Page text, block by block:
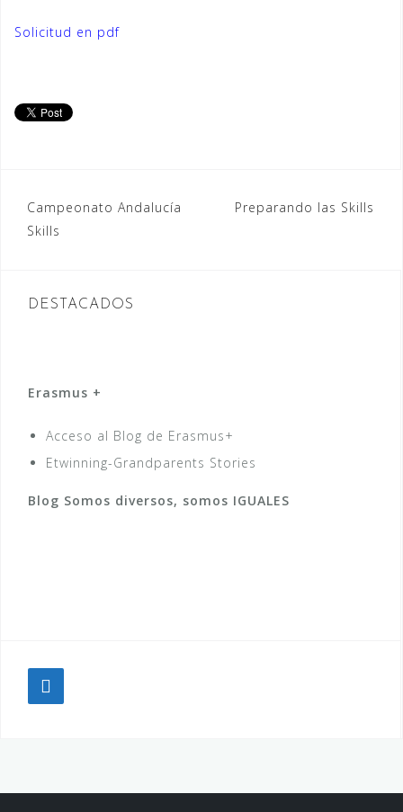
Solicitud en pdf
Navegación
de
Campeonato Andalucía
Skills
Preparando las Skills
DESTACADOS
Erasmus +
Acceso al Blog de Erasmus+
Etwinning-Grandparents Stories
Blog Somos diversos, somos IGUALES